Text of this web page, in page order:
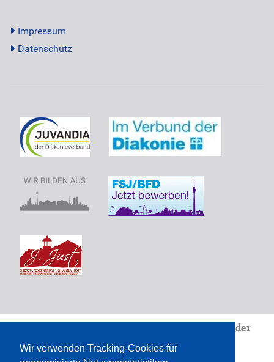
Wir verwenden Tracking-Cookies für
Impressum
Datenschutz
Juvandia - der
Diakonieverbunde.V.